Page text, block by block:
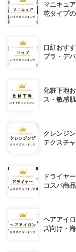
マニキュ
乾タイプ
口紅おす
プラ・デ
化粧下地
ス・敏感
クレンジ
テクスチ
ドライヤ
コスパ商品
ヘアアイ
ズ向け・